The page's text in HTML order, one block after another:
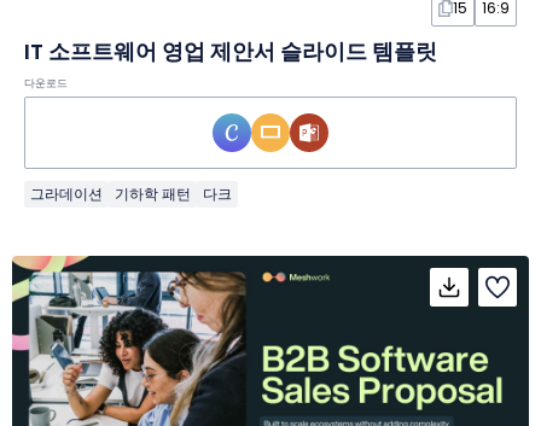
15 16:9
IT 소프트웨어 영업 제안서 슬라이드 템플릿
다운로드
그라데이션 기하학 패턴 다크